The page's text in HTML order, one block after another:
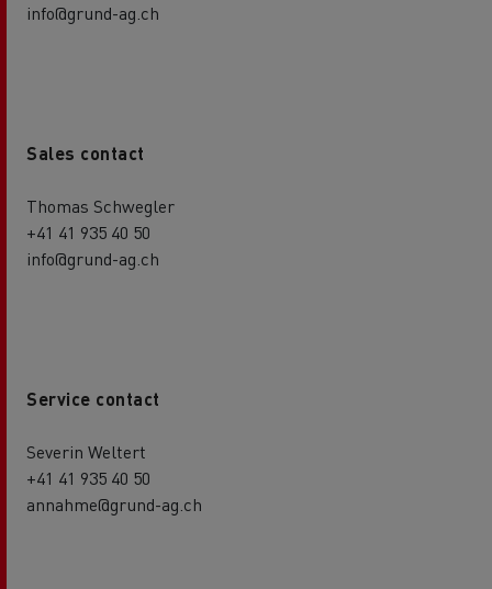
info@grund-ag.ch
Sales contact
Thomas Schwegler
+41 41 935 40 50
info@grund-ag.ch
Service contact
Severin Weltert
+41 41 935 40 50
annahme@grund-ag.ch